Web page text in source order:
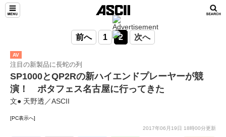
前へ 1 2 次へ
AV
注目の新製品に長蛇の列
SP1000とQP2Rの新ハイエンドプレーヤーが競
演！ ポタフェス名古屋に行ってきた
文● 天野透／ASCII
[PC表示へ]
2017年06月19日 18時00分更新